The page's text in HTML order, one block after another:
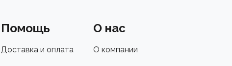
Помощь
Доставка и оплата
О нас
О компании